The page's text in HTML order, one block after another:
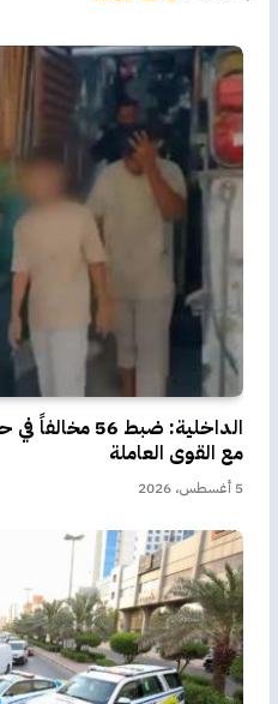
الداخلية: ضبط
مع القوى العاملة
5 أغسطس، 2026